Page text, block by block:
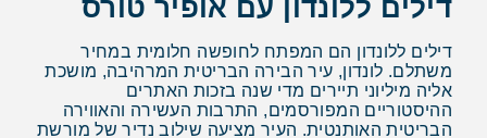
דילים ללונדון עם אופיר טורס
דילים ללונדון הם המפתח לחופשה חלומית במחיר
משתלם. לונדון, עיר הבירה הבריטית המרהיבה, מושכת
אליה מיליוני תיירים מדי שנה בזכות האתרים
ההיסטוריים המפורסמים, התרבות העשירה והאווירה
הבריטית האותנטית. העיר מציעה שילוב נדיר של מורשת